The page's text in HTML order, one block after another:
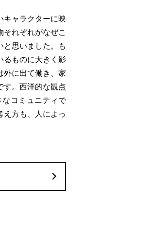
キャラクターに映
れぞれがなぜこ
と思いました。も
るものに大きく影
外に出て働き、家
す。西洋的な観点
コミュニティで
え方も、人によっ